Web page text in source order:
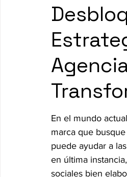
En el mundo
marca que
puede ayudar a
en última
sociales bien